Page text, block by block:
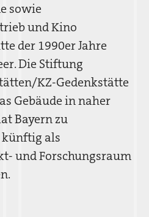
sowie
und Kino
der 1990er Jahre
Die Stiftung
KZ-Gedenkstätte
Gebäude in naher
Bayern zu
künftig als
und Forschungsraum